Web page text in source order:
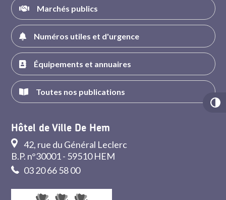
Marchés publics
Numéros utiles et d'urgence
Équipements et annuaires
Toutes nos publications
Hôtel de Ville De Hem
42, rue du Général Leclerc
B.P. n°30001 - 59510 HEM
03 20 66 58 00